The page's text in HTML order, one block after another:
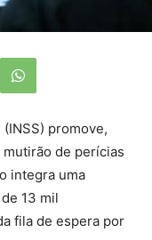
promove,
mutirão de perícias
integra uma
13 mil
fila de espera por